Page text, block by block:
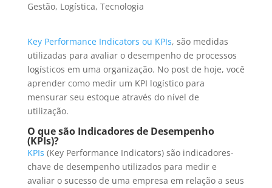
Gestão, Logística, Tecnologia
Key Performance Indicators ou KPIs, são medidas
utilizadas para avaliar o desempenho de processos
logísticos em uma organização. No post de hoje, você
aprender como medir um KPI logístico para
mensurar seu estoque através do nível de
utilização.
O que são Indicadores de Desempenho
(KPIs)?
KPIs (Key Performance Indicators) são indicadores-
chave de desempenho utilizados para medir e
avaliar o sucesso de uma empresa em relação a seus